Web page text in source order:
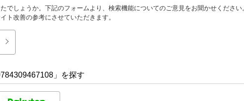
でしょうか。下記のフォームより、検索機能についてのご意見をお聞かせください
ト改善の参考にさせていただきます。
」を探す